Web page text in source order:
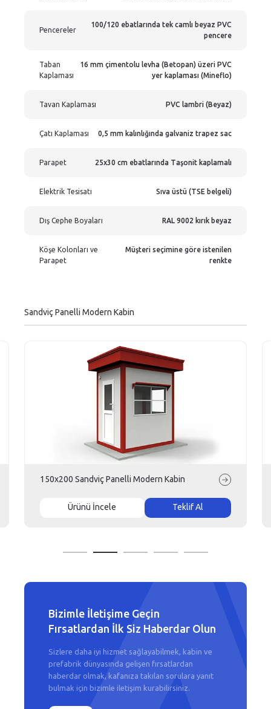
Pencereler
100/120 ebatlarında tek camlı beyaz PVC
pencere
Taban
Kaplaması
16 mm çimentolu levha (Betopan) üzeri PVC
yer kaplaması (Mineflo)
Tavan Kaplaması PVC lambri (Beyaz)
Çatı Kaplaması 0,5 mm kalınlığında galvaniz trapez sac
Parapet 25x30 cm ebatlarında Taşonit kaplamalı
Elektrik Tesisatı Sıva üstü (TSE belgeli)
Dış Cephe Boyaları RAL 9002 kırık beyaz
Köşe Kolonları ve
Parapet
Müşteri seçimine göre istenilen
renkte
Sandviç Panelli Modern Kabin
150x200 Sandviç Panelli Modern Kabin
Ürünü İncele Teklif Al
Bizimle İletişime Geçin
Fırsatlardan İlk Siz Haberdar Olun
Sizlere daha iyi hizmet sağlayabilmek, kabin ve
prefabrik dünyasında gelişen fırsatlardan
haberdar olmak, kafanıza takılan sorulara yanıt
bulmak için bizimle iletişim kurabilirsiniz.